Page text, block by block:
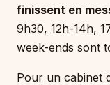
finissent en
9h30, 12h-14h,
week-ends sont
Pour un cabinet